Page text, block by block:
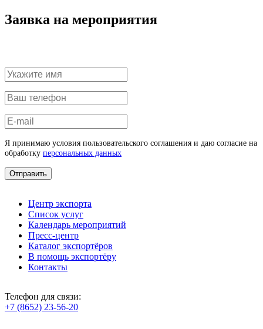
Заявка на мероприятия
Я принимаю условия пользовательского соглашения и даю согласие на
обработку персональных данных
Отправить
Центр экспорта
Список услуг
Календарь мероприятий
Пресс-центр
Каталог экспортёров
В помощь экспортёру
Контакты
Телефон для связи:
+7 (8652) 23-56-20